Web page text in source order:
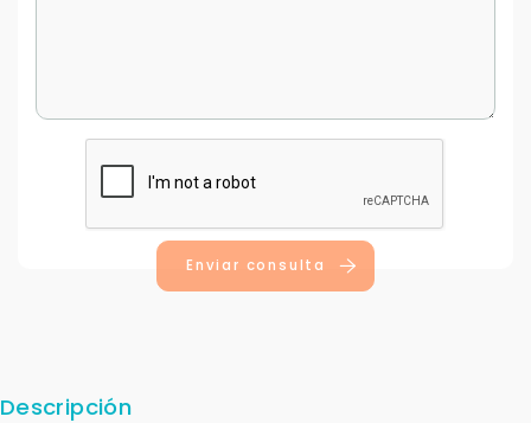
Enviar consulta
Descripción